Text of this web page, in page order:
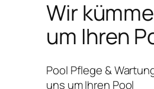
Wir
um Ihren
Pool Pflege &
uns um Ihren Pool